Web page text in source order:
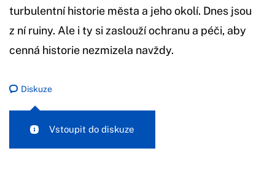
turbulentní historie města a jeho okolí. Dnes jsou
z ní ruiny. Ale i ty si zaslouží ochranu a péči, aby
cenná historie nezmizela navždy.
Diskuze
Vstoupit do diskuze